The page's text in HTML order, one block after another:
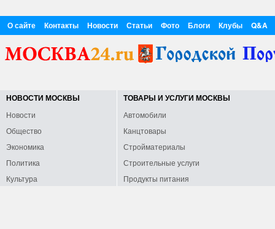
О сайте Контакты Новости Статьи Фото Блоги Клубы Q&A
НОВОСТИ МОСКВЫ
Новости
Общество
Экономика
Политика
Культура
ТОВАРЫ И УСЛУГИ МОСКВЫ
Автомобили
Канцтовары
Стройматериалы
Строительные услуги
Продукты питания